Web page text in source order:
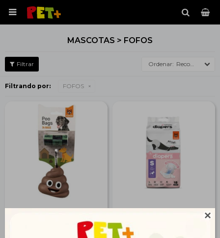


MASCOTAS > FOFOS
Recomendados
Filtrando por: FOFOS
w/One Dispenser
Diaper Female Dog S 18